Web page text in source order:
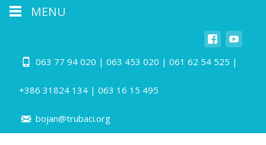
063 77 94 020 | 063 453 020 | 061 62 54 525 |
+386 31824 134 | 063 16 15 495
bojan@trubaci.org
MENU